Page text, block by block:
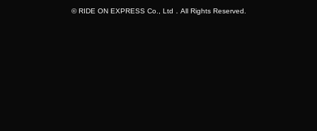
© RIDE ON EXPRESS Co., Ltd．All Rights Reserved.